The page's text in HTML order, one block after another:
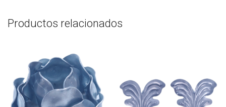
Productos relacionados